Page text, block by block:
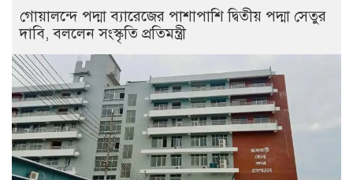
গোয়ালন্দে পদ্মা ব্যারেজের পাশাপাশি দ্বিতীয় পদ্মা সেতুর
দাবি, বললেন সংস্কৃতি প্রতিমন্ত্রী